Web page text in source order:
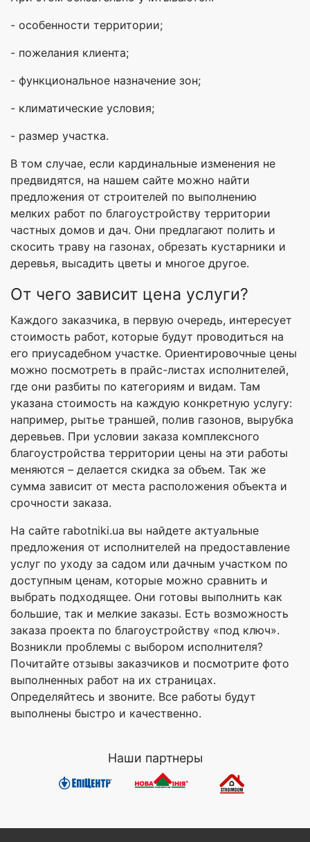
- особенности территории;
- пожелания клиента;
- функциональное назначение зон;
- климатические условия;
- размер участка.
В том случае, если кардинальные изменения не
предвидятся, на нашем сайте можно найти
предложения от строителей по выполнению
мелких работ по благоустройству территории
частных домов и дач. Они предлагают полить и
скосить траву на газонах, обрезать кустарники и
деревья, высадить цветы и многое другое.
От чего зависит цена услуги?
Каждого заказчика, в первую очередь, интересует
стоимость работ, которые будут проводиться на
его приусадебном участке. Ориентировочные цены
можно посмотреть в прайс-листах исполнителей,
где они разбиты по категориям и видам. Там
указана стоимость на каждую конкретную услугу:
например, рытье траншей, полив газонов, вырубка
деревьев. При условии заказа комплексного
благоустройства территории цены на эти работы
меняются – делается скидка за объем. Так же
сумма зависит от места расположения объекта и
срочности заказа.
На сайте rabotniki.ua вы найдете актуальные
предложения от исполнителей на предоставление
услуг по уходу за садом или дачным участком по
доступным ценам, которые можно сравнить и
выбрать подходящее. Они готовы выполнить как
большие, так и мелкие заказы. Есть возможность
заказа проекта по благоустройству «под ключ».
Возникли проблемы с выбором исполнителя?
Почитайте отзывы заказчиков и посмотрите фото
выполненных работ на их страницах.
Определяйтесь и звоните. Все работы будут
выполнены быстро и качественно.
Наши партнеры